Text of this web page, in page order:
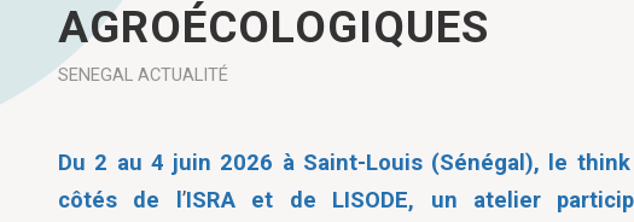
AGROÉCOLOGIQUES
SENEGAL ACTUALITÉ
Du 2 au 4 juin 2026 à Saint-Louis (Sénégal), le think
côtés de l’ISRA et de LISODE, un atelier